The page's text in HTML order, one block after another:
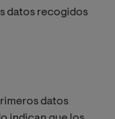
datos recogidos
datos